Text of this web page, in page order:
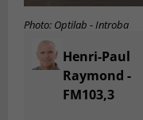
Photo: Optilab - Introba
Henri-Paul
Raymond -
FM103,3